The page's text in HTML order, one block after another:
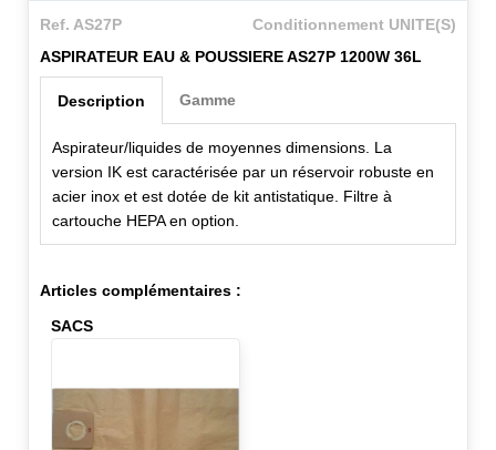
Ref. AS27P
Conditionnement UNITE(S)
ASPIRATEUR EAU & POUSSIERE AS27P 1200W 36L
Description
Aspirateur/liquides de moyennes dimensions. La
version IK est caractérisée par un réservoir robuste en
acier inox et est dotée de kit antistatique. Filtre à
cartouche HEPA en option.
Gamme
Articles complémentaires :
SACS